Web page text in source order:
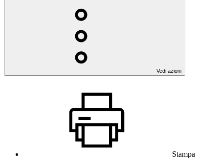
Vedi azioni
Stampa